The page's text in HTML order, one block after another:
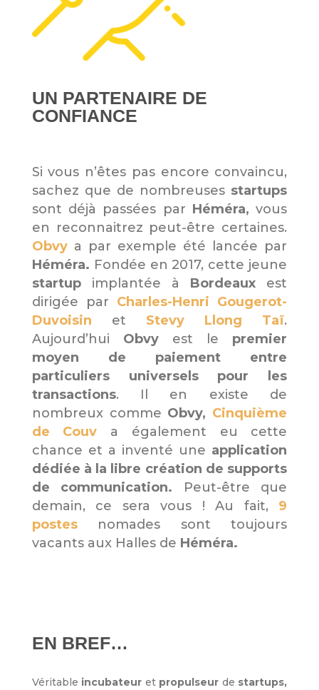
UN PARTENAIRE DE
CONFIANCE
Si vous n’êtes pas encore convaincu,
sachez que de nombreuses startups
sont déjà passées par Héméra, vous
en reconnaitrez peut-être certaines.
Obvya par exemple été lancée par
Héméra. Fondée en 2017, cette jeune
startupimplantée à Bordeaux est
dirigée par Charles-Henri Gougerot-
Duvoisin et Stevy Llong Taï.
Aujourd’hui Obvyest le premier
moyen de paiement entre
particuliers universels pour les
transactions. Il en existe de
nombreux comme Obvy, Cinquième
de Couv a également eu cette
chance et a inventé une application
dédiée à la libre création de supports
de communication. Peut-être que
demain, ce sera vous ! Au fait, 9
postesnomades sont toujours
vacants aux Halles de Héméra.
EN BREF…
Véritable incubateur et propulseur de startups,